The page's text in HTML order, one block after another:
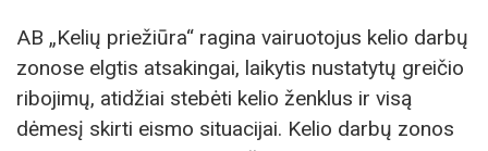
AB „Kelių priežiūra“ ragina vairuotojus kelio darbų
zonose elgtis atsakingai, laikytis nustatytų greičio
ribojimų, atidžiai stebėti kelio ženklus ir visą
dėmesį skirti eismo situacijai. Kelio darbų zonos